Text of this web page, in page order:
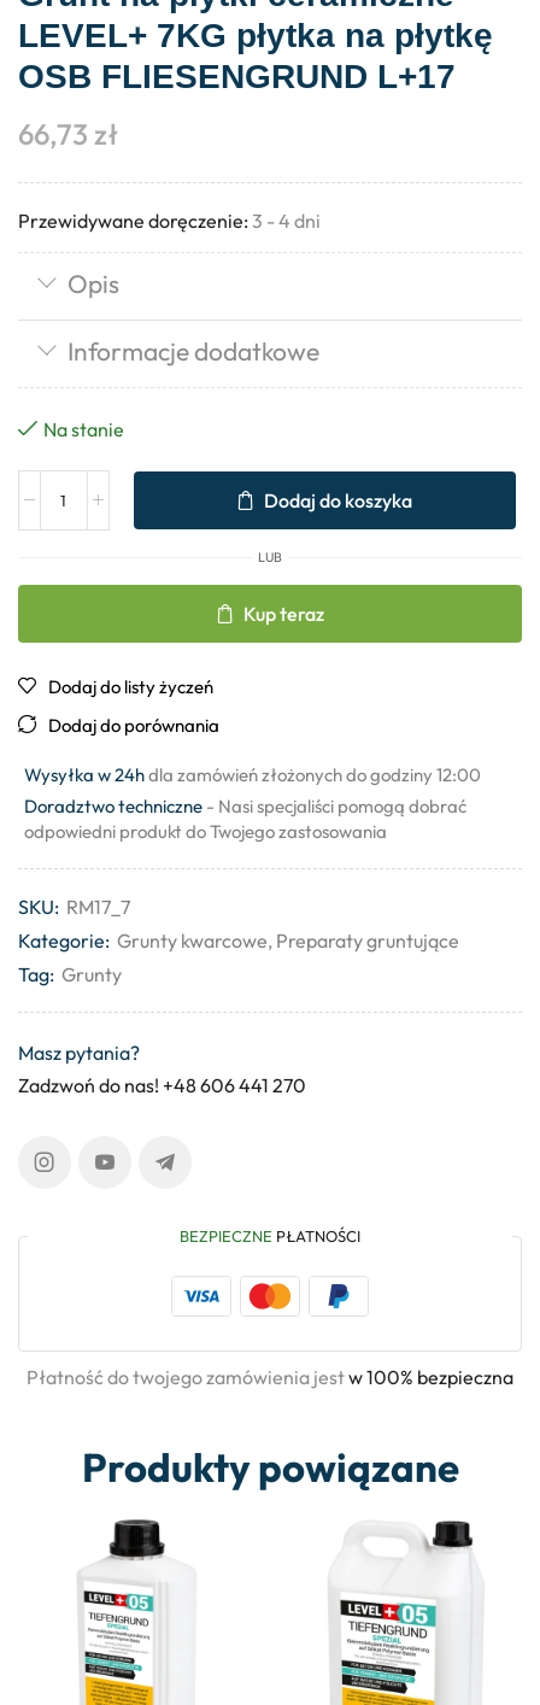
LEVEL+ 7KG płytka na płytkę
OSB FLIESENGRUND L+17
66,73 zł
Przewidywane doręczenie: 3 - 4 dni
Opis
Informacje dodatkowe
Na stanie
Dodaj do koszyka
LUB
Kup teraz
Dodaj do listy życzeń
Dodaj do porównania
Wysyłka w 24hdla zamówień złożonych do godziny 12:00
Doradztwo techniczne - Nasi specjaliści pomogą dobrać
odpowiedni produkt do Twojego zastosowania
SKU: RM17_7
Kategorie: Grunty kwarcowe, Preparaty gruntujące
Tag: Grunty
Masz pytania?
Zadzwoń do nas! +48 606 441 270
BEZPIECZNE PŁATNOŚCI
Płatność do twojego zamówienia jestw 100% bezpieczna
Produkty powiązane